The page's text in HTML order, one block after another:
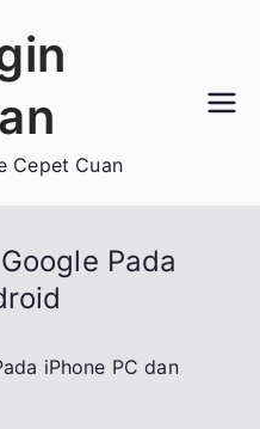
Cepet Cuan
Pada
iPhone PC dan